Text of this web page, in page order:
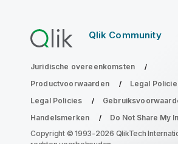
Qlik Community
Juridische overeenkomsten
Productvoorwaarden
Legal
Legal Policies
Handelsmerken
Do Not Share My
Copyright © 1993-2026 QlikTech